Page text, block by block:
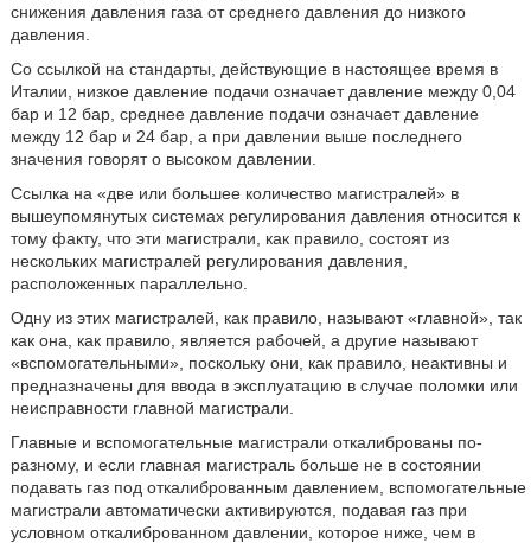
снижения давления газа от среднего давления до низкого
давления.
Со ссылкой на стандарты, действующие в настоящее время в
Италии, низкое давление подачи означает давление между 0,04
бар и 12 бар, среднее давление подачи означает давление
между 12 бар и 24 бар, а при давлении выше последнего
значения говорят о высоком давлении.
Ссылка на «две или большее количество магистралей» в
вышеупомянутых системах регулирования давления относится к
тому факту, что эти магистрали, как правило, состоят из
нескольких магистралей регулирования давления,
расположенных параллельно.
Одну из этих магистралей, как правило, называют «главной», так
как она, как правило, является рабочей, а другие называют
«вспомогательными», поскольку они, как правило, неактивны и
предназначены для ввода в эксплуатацию в случае поломки или
неисправности главной магистрали.
Главные и вспомогательные магистрали откалиброваны по-
разному, и если главная магистраль больше не в состоянии
подавать газ под откалиброванным давлением, вспомогательные
магистрали автоматически активируются, подавая газ при
условном откалиброванном давлении, которое ниже, чем в